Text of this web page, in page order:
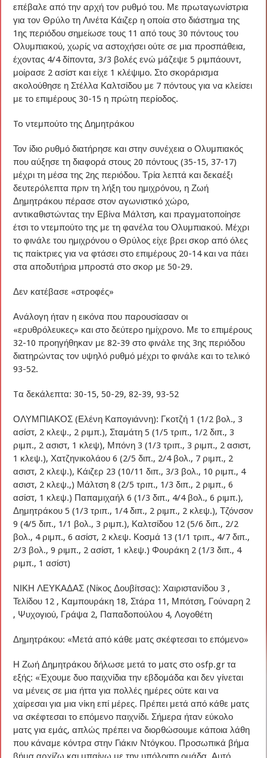
επέβαλε από την αρχή τον ρυθμό του. Με πρωταγωνίστρια
για τον Θρύλο τη Λινέτα Κάιζερ η οποία στο διάστημα της
1ης περιόδου σημείωσε τους 11 από τους 30 πόντους του
Ολυμπιακού, χωρίς να αστοχήσει ούτε σε μια προσπάθεια,
έχοντας 4/4 δίποντα, 3/3 βολές ενώ μάζεψε 5 ριμπάουντ,
μοίρασε 2 ασίστ και είχε 1 κλέψιμο. Στο σκοράρισμα
ακολούθησε η Στέλλα Καλτσίδου με 7 πόντους για να κλείσει
με το επιμέρους 30-15 η πρώτη περίοδος.
To ντεμπούτο της Δημητράκου
Τον ίδιο ρυθμό διατήρησε και στην συνέχεια ο Ολυμπιακός
που αύξησε τη διαφορά στους 20 πόντους (35-15, 37-17)
μέχρι τη μέσα της 2ης περιόδου. Τρία λεπτά και δεκαέξι
δευτερόλεπτα πριν τη λήξη του ημιχρόνου, η Ζωή
Δημητράκου πέρασε στον αγωνιστικό χώρο,
αντικαθιστώντας την Εβίνα Μάλτση, και πραγματοποίησε
έτσι το ντεμπούτο της με τη φανέλα του Ολυμπιακού. Μέχρι
το φινάλε του ημιχρόνου ο Θρύλος είχε βρει σκορ από όλες
τις παίκτριες για να φτάσει στο επιμέρους 20-14 και να πάει
στα αποδυτήρια μπροστά στο σκορ με 50-29.
Δεν κατέβασε «στροφές»
Ανάλογη ήταν η εικόνα που παρουσίασαν οι
«ερυθρόλευκες» και στο δεύτερο ημίχρονο. Με το επιμέρους
32-10 προηγήθηκαν με 82-39 στο φινάλε της 3ης περιόδου
διατηρώντας τον υψηλό ρυθμό μέχρι το φινάλε και το τελικό
93-52.
Tα δεκάλεπτα: 30-15, 50-29, 82-39, 93-52
ΟΛΥΜΠΙΑΚΟΣ (Ελένη Καπογιάννη): Γκοτζή 1 (1/2 βολ., 3
ασίστ, 2 κλεψ., 2 ριμπ.), Σταμάτη 5 (1/5 τριπ., 1/2 διπ., 3
ριμπ., 2 ασιστ, 1 κλεψ), Μπόνη 3 (1/3 τριπ., 3 ριμπ., 2 ασιστ,
1 κλεψ.), Χατζηνικολάου 6 (2/5 διπ., 2/4 βολ., 7 ριμπ., 2
ασιστ, 2 κλεψ.), Κάιζερ 23 (10/11 διπ., 3/3 βολ., 10 ριμπ., 4
ασιστ, 2 κλεψ.,) Μάλτση 8 (2/5 τριπ., 1/3 διπ., 2 ριμπ., 6
ασίστ, 1 κλεψ.) Παπαμιχαήλ 6 (1/3 διπ., 4/4 βολ., 6 ριμπ.),
Δημητράκου 5 (1/3 τριπ., 1/4 διπ., 2 ριμπ., 2 κλεψ.), Τζόνσον
9 (4/5 διπ., 1/1 βολ., 3 ριμπ.), Καλτσίδου 12 (5/6 διπ., 2/2
βολ., 4 ριμπ., 6 ασίστ, 2 κλεψ. Κοσμά 13 (1/1 τριπ., 4/7 διπ.,
2/3 βολ., 9 ριμπ., 2 ασίστ, 1 κλεψ.) Φουράκη 2 (1/3 διπ., 4
ριμπ., 1 ασίστ)
ΝΙΚΗ ΛΕΥΚΑΔΑΣ (Νίκος Δουβίτσας): Χαιριστανίδου 3 ,
Τελίδου 12 , Καμπουράκη 18, Στάρα 11, Μπότση, Γούναρη 2
, Ψυχογιού, Γράψα 2, Παπαδοπούλου 4, Λογοθέτη
Δημητράκου: «Μετά από κάθε ματς σκέφτεσαι το επόμενο»
Η Ζωή Δημητράκου δήλωσε μετά το ματς στο osfp.gr τα
εξής: «Έχουμε δυο παιχνίδια την εβδομάδα και δεν γίνεται
να μένεις σε μια ήττα για πολλές ημέρες ούτε και να
χαίρεσαι για μια νίκη επί μέρες. Πρέπει μετά από κάθε ματς
να σκέφτεσαι το επόμενο παιχνίδι. Σήμερα ήταν εύκολο
ματς για εμάς, απλώς πρέπει να διορθώσουμε κάποια λάθη
που κάναμε κόντρα στην Γιάκιν Ντόγκου. Προσωπικά βήμα